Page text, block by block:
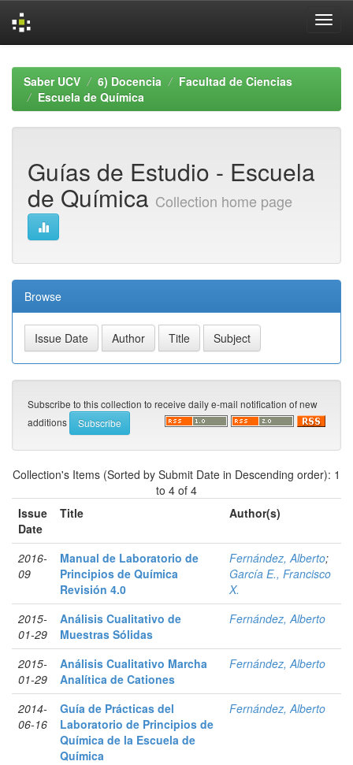
navigationSaber UCV 6) Docencia
Facultad de Ciencias
Escuela de Química
Guías de Estudio - Escuela
de Química Collection home page
Browse
Subscribe to this collection to receive daily e-mail notification of new
additions
Collection's Items (Sorted by Submit Date in Descending order): 1
to 4 of 4
Issue
Date
Title Author(s)
2016-
09
Manual de Laboratorio de
Principios de Química
Revisión 4.0
Fernández, Alberto;
García E., Francisco
X.
2015-
01-29
Análisis Cualitativo de
Muestras Sólidas
Fernández, Alberto
2015-
01-29
Análisis Cualitativo Marcha
Analítica de Cationes
Fernández, Alberto
2014-
06-16
Guía de Prácticas del
Laboratorio de Principios de
Química de la Escuela de
Química
Fernández, Alberto